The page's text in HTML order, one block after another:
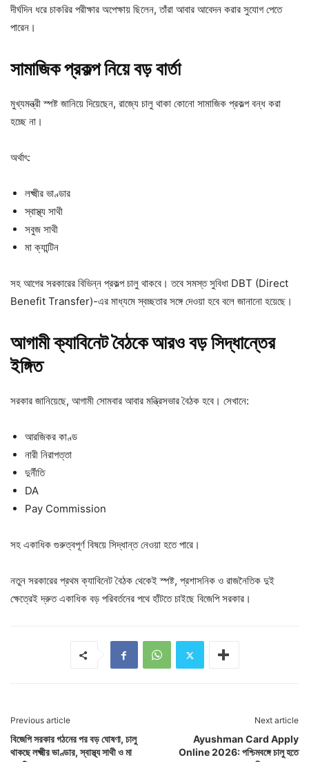
দীর্ঘদিন ধরে চাকরির পরীক্ষার অপেক্ষায় ছিলেন, তাঁরা আবার আবেদন করার সুযোগ পেতে
পারেন।
সামাজিক প্রকল্প নিয়ে বড় বার্তা
মুখ্যমন্ত্রী স্পষ্ট জানিয়ে দিয়েছেন, রাজ্যে চালু থাকা কোনো সামাজিক প্রকল্প বন্ধ করা
হচ্ছে না।
অর্থাৎ:
লক্ষ্মীর ভাণ্ডার
স্বাস্থ্য সাথী
সবুজ সাথী
মা ক্যান্টিন
সহ আগের সরকারের বিভিন্ন প্রকল্প চালু থাকবে। তবে সমস্ত সুবিধা DBT (Direct
Benefit Transfer)-এর মাধ্যমে স্বচ্ছতার সঙ্গে দেওয়া হবে বলে জানানো হয়েছে।
আগামী ক্যাবিনেট বৈঠকে আরও বড় সিদ্ধান্তের
ইঙ্গিত
সরকার জানিয়েছে, আগামী সোমবার আবার মন্ত্রিসভার বৈঠক হবে। সেখানে:
আরজিকর কাণ্ড
নারী নিরাপত্তা
দুর্নীতি
DA
Pay Commission
সহ একাধিক গুরুত্বপূর্ণ বিষয়ে সিদ্ধান্ত নেওয়া হতে পারে।
নতুন সরকারের প্রথম ক্যাবিনেট বৈঠক থেকেই স্পষ্ট, প্রশাসনিক ও রাজনৈতিক দুই
ক্ষেত্রেই দ্রুত একাধিক বড় পরিবর্তনের পথে হাঁটতে চাইছে বিজেপি সরকার।
Previous article
বিজেপি সরকার গঠনের পর বড় ঘোষণা, চালু
থাকছে লক্ষ্মীর ভাণ্ডার, স্বাস্থ্য সাথী ও মা
Next article
Ayushman Card Apply
Online 2026: পশ্চিমবঙ্গে চালু হতে